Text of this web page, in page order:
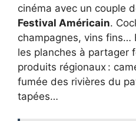
cinéma avec un couple
Festival Américain.
champagnes, vins fins…
les planches à partager
produits régionaux :
fumée des rivières du
tapées…